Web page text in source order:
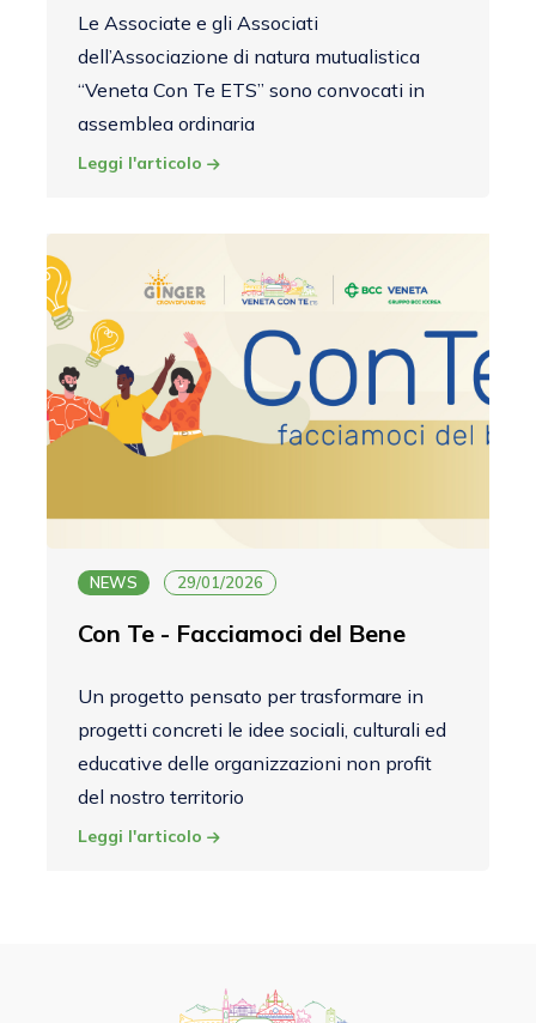
Le Associate e gli Associati
dell’Associazione di natura mutualistica
“Veneta Con Te ETS” sono convocati in
assemblea ordinaria
Leggi l'articolo
NEWS 29/01/2026
Con Te - Facciamoci del Bene
Un progetto pensato per trasformare in
progetti concreti le idee sociali, culturali ed
educative delle organizzazioni non profit
del nostro territorio
Leggi l'articolo